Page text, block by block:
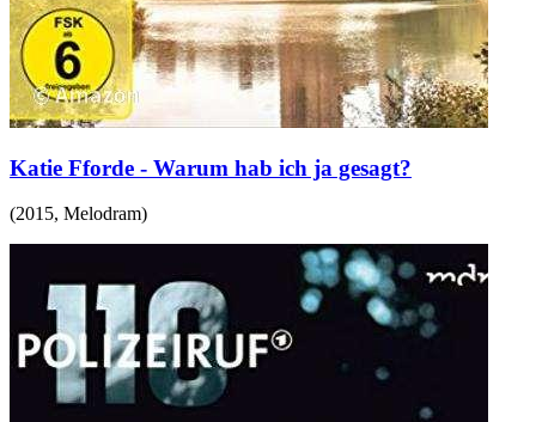
Katie Fforde - Warum hab ich ja gesagt?
(2015, Melodram)